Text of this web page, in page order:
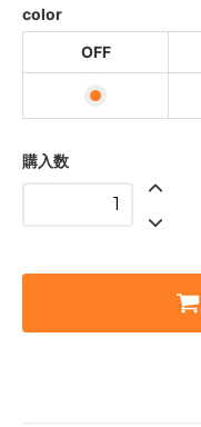
color
OFF
購入数